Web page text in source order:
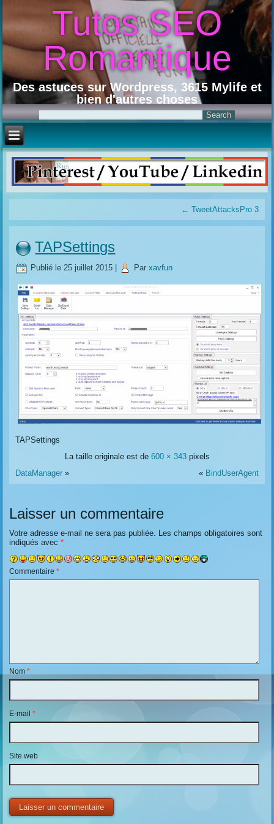
Tutos SEO
Romantique
Des astuces sur Wordpress, 3615 Mylife et
bien d'autres choses
← TweetAttacksPro 3
TAPSettings
Publié le 25 juillet 2015 Par xavfun
TAPSettings
La taille originale est de 600 × 343pixels
DataManager » « BindUserAgent
Laisser un commentaire
Votre adresse e-mail ne sera pas publiée. Les champs obligatoires sont
indiqués avec*
Commentaire*
Nom*
E-mail*
Site web